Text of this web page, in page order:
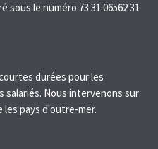
le numéro 73 31 06562 31
durées pour les
Nous intervenons sur
pays d'outre-mer.